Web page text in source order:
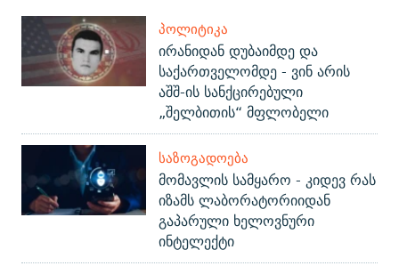
ᲞᲝᲚᲘᲢᲘᲙᲐ
ირანიდან დუბაიმდე და
საქართველომდე - ვინ არის
აშშ-ის სანქცირებული
„შელბითის“ მფლობელი
ᲡᲐᲖᲝᲒᲐᲓᲝᲔᲑᲐ
მომავლის სამყარო - კიდევ რას
იზამს ლაბორატორიიდან
გაპარული ხელოვნური
ინტელექტი